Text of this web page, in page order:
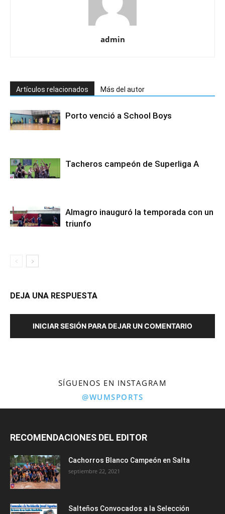
admin
Artículos relacionados Más del autor
Porto venció a School Boys
Tacheros campeón de Superliga A
Almagro inauguró la temporada con un
triunfo
DEJA UNA RESPUESTA
INICIAR SESIÓN PARA DEJAR UN COMENTARIO
SÍGUENOS EN INSTAGRAM
@WUMSPORTS
RECOMENDACIONES DEL EDITOR
Cachorros Blanco Campeón en Salta
septiembre 22, 2021
Salteños Convocados a la Selección